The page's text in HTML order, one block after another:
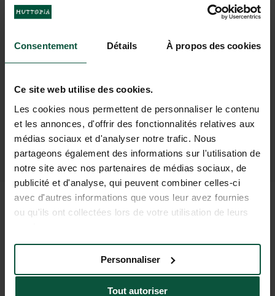
Consentement Détails À propos des cookies
Ce site web utilise des cookies.
Les cookies nous permettent de personnaliser le contenu
et les annonces, d'offrir des fonctionnalités relatives aux
médias sociaux et d'analyser notre trafic. Nous
partageons également des informations sur l'utilisation de
notre site avec nos partenaires de médias sociaux, de
publicité et d'analyse, qui peuvent combiner celles-ci
avec d'autres informations que vous leur avez fournies
ou qu'ils ont collectées lors de votre utilisation de leurs
Tout autoriser
Personnaliser
INFORMATIONEN FÜR IHRE
AUFENTHALTSPLANUNG